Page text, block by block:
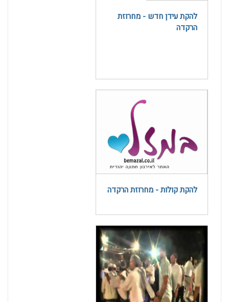
להקת עידן חדש - מחרוזת
הרקדה
להקת קולות - מחרוזת הרקדה